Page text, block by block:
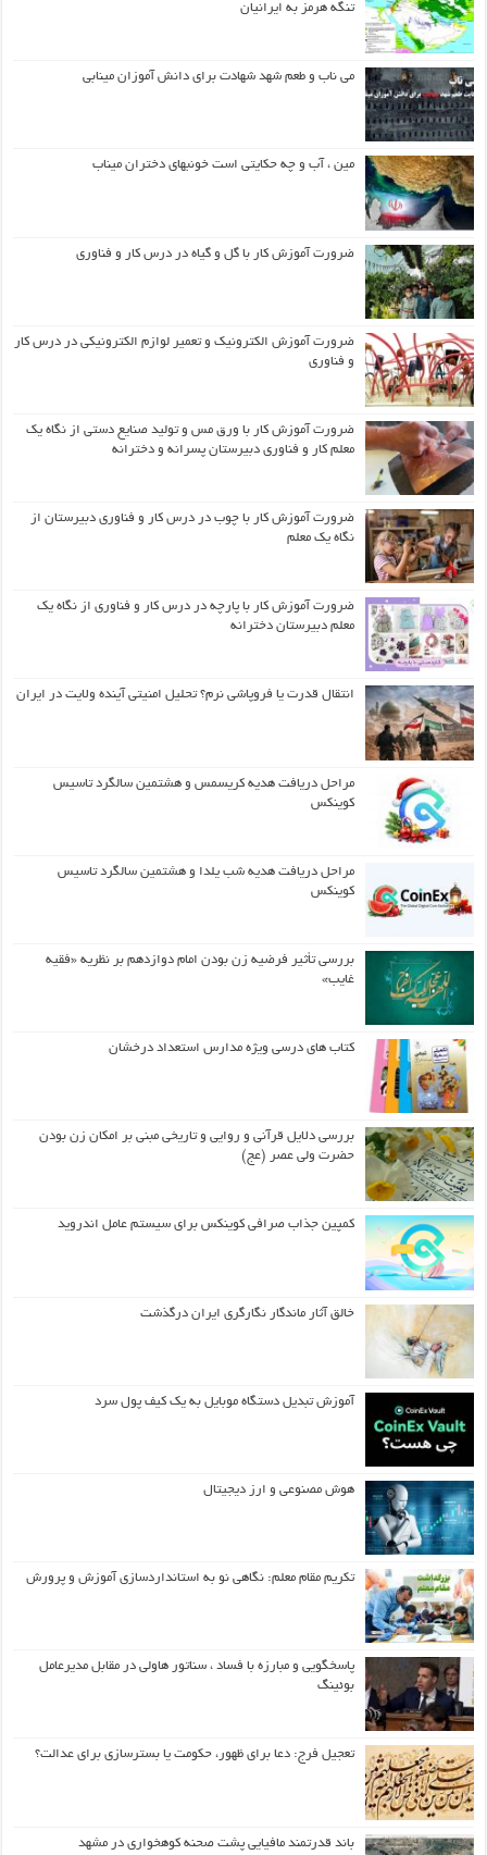
تنگه هرمز به ایرانیان
می ناب و طعم شهد شهادت برای دانش آموزان مینابی
مین ، آب و چه حکایتی است خونبهای دختران میناب
ضرورت آموزش کار با گل و گیاه در درس کار و فناوری
ضرورت آموزش الکترونیک و تعمیر لوازم الکترونیکی در درس کار
و فناوری
ضرورت آموزش کار با ورق مس و تولید صنایع دستی از نگاه یک
معلم کار و فناوری دبیرستان پسرانه و دخترانه
ضرورت آموزش کار با چوب در درس کار و فناوری دبیرستان از
نگاه یک معلم
ضرورت آموزش کار با پارچه در درس کار و فناوری از نگاه یک
معلم دبیرستان دخترانه
انتقال قدرت یا فروپاشی نرم؟ تحلیل امنیتی آینده ولایت در ایران
مراحل دریافت هدیه کریسمس و هشتمین سالگرد تاسیس
کوینکس
مراحل دریافت هدیه شب یلدا و هشتمین سالگرد تاسیس
کوینکس
بررسی تأثیر فرضیه زن بودن امام دوازدهم بر نظریه «فقیه
غایب»
کتاب های درسی ویژه مدارس استعداد درخشان
بررسی دلایل قرآنی و روایی و تاریخی مبنی بر امکان زن بودن
حضرت ولی عصر (عج)
کمپین جذاب صرافی کوینکس برای سیستم عامل اندروید
خالق آثار ماندگار نگارگری ایران درگذشت
آموزش تبدیل دستگاه موبایل به یک کیف‌ پول سرد
هوش مصنوعی و ارز دیجیتال
تکریم مقام معلم: نگاهی نو به استانداردسازی آموزش و پرورش
پاسخگویی و مبارزه با فساد ، سناتور هاولی در مقابل مدیرعامل
بوئینگ
تعجیل فرج: دعا برای ظهور، حکومت یا بسترسازی برای عدالت؟
باند قدرتمند مافیایی پشت صحنه کوهخواری در مشهد